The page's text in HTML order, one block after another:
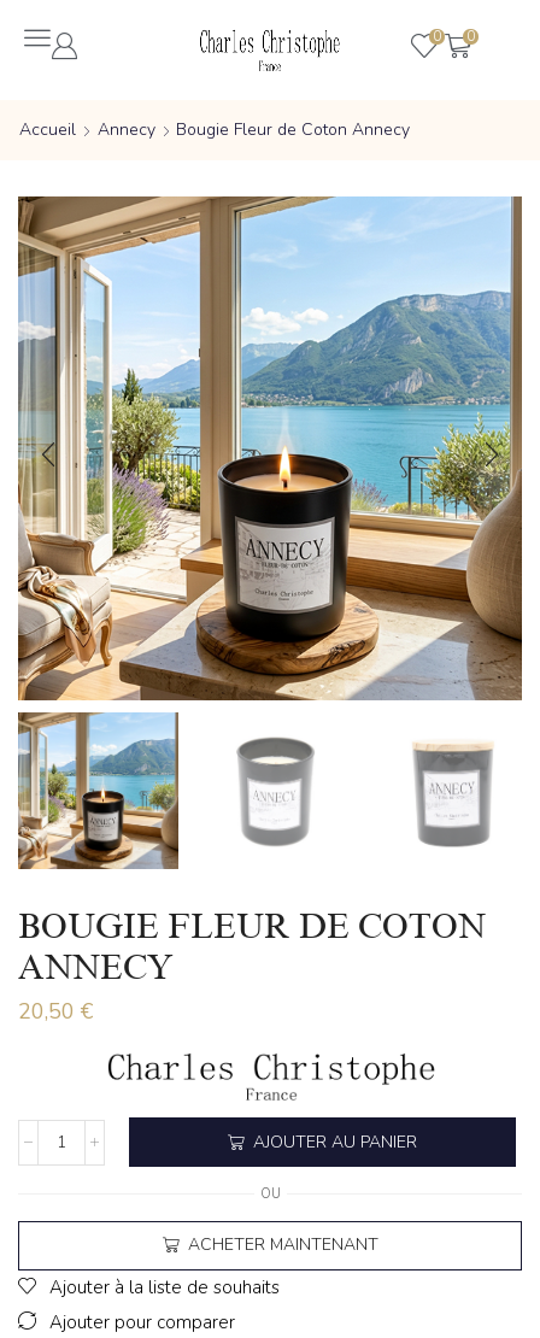
0 0
Accueil Annecy Bougie Fleur de Coton Annecy
BOUGIE FLEUR DE COTON
ANNECY
20,50 €
AJOUTER AU PANIER
OU
ACHETER MAINTENANT
Ajouter à la liste de souhaits
Ajouter pour comparer